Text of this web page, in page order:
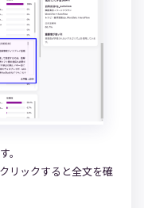
。
リックすると全文を確